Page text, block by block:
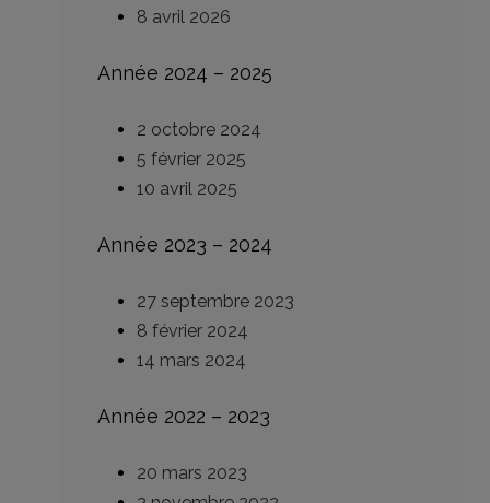
8 avril 2026
Année 2024 – 2025
2 octobre 2024
5 février 2025
10 avril 2025
Année 2023 – 2024
27 septembre 2023
8 février 2024
14 mars 2024
Année 2022 – 2023
20 mars 2023